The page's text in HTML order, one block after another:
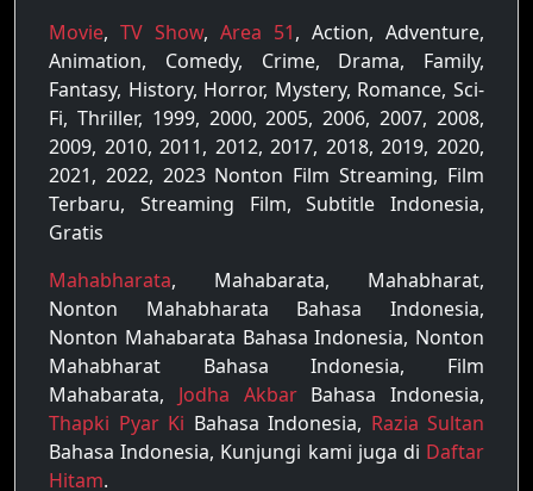
Movie, TV Show, Area 51, Action, Adventure,
Animation, Comedy, Crime, Drama, Family,
Fantasy, History, Horror, Mystery, Romance, Sci-
Fi, Thriller, 1999, 2000, 2005, 2006, 2007, 2008,
2009, 2010, 2011, 2012, 2017, 2018, 2019, 2020,
2021, 2022, 2023 Nonton Film Streaming, Film
Terbaru, Streaming Film, Subtitle Indonesia,
Gratis
Mahabharata, Mahabarata, Mahabharat,
Nonton Mahabharata Bahasa Indonesia,
Nonton Mahabarata Bahasa Indonesia, Nonton
Mahabharat Bahasa Indonesia, Film
Mahabarata, Jodha AkbarBahasa Indonesia,
Thapki Pyar Ki Bahasa Indonesia, Razia Sultan
Bahasa Indonesia, Kunjungi kami juga di Daftar
Hitam.